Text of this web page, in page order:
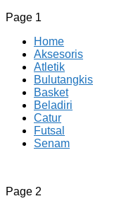
Page 1
Home
Aksesoris
Atletik
Bulutangkis
Basket
Beladiri
Catur
Futsal
Senam
CV JAYA BERSAMA
Menyediakan Semua
Page 2